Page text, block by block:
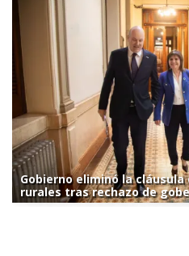
Gobierno eliminó la
rurales tras rechazo de